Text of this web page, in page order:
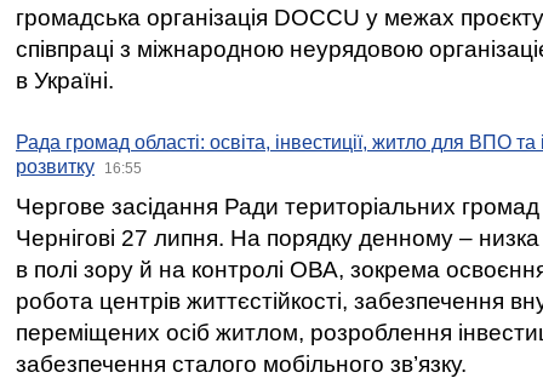
громадська організація DOCCU у межах
співпраці з міжнародною неурядовою
в Україні.
Рада громад області: освіта, інвестиції, житло для ВПО
розвитку
16:55
Чергове засідання Ради територіальних громад
Чернігові 27 липня. На порядку денному –
в полі зору й на контролі ОВА, зокрема освоєння
робота центрів життєстійкості, забезпечення
переміщених осіб житлом, розроблення
забезпечення сталого мобільного зв’язку.